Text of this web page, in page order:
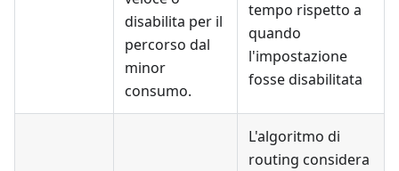
disabilita per il
percorso dal
minor
consumo.
tempo rispetto a
quando
l'impostazione
fosse disabilitata
L'algoritmo di
routing considera